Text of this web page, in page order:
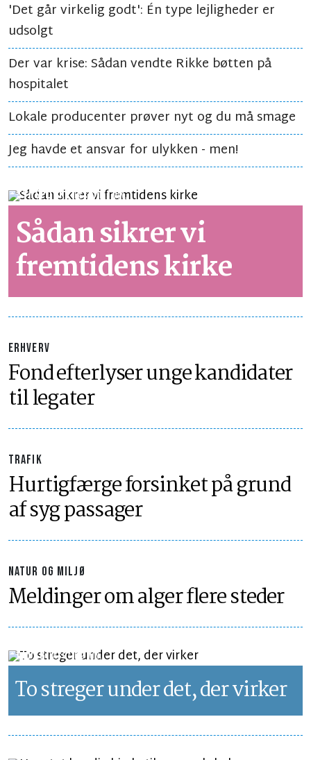
'Det går virkelig godt': Én type lejligheder er
udsolgt
Der var krise: Sådan vendte Rikke bøtten på
hospitalet
Lokale producenter prøver nyt og du må smage
Jeg havde et ansvar for ulykken - men!
SYNSPUNKTLÆSETID 3 MIN.
Sådan sikrer vi
fremtidens kirke
ERHVERV
Fond efterlyser unge kandidater
til legater
TRAFIK
Hurtigfærge forsinket på grund
af syg passager
NATUR OG MILJØ
Meldinger om alger flere steder
LEDERLÆSETID 2 MIN.
To streger under det, der virker